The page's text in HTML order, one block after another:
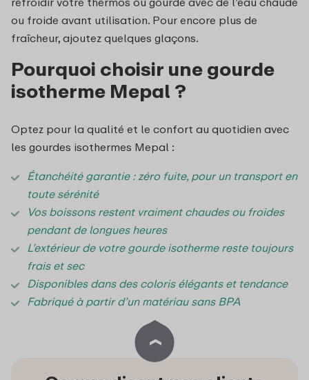
ou froide avant utilisation. Pour encore plus de
fraîcheur, ajoutez quelques glaçons.
Pourquoi choisir une gourde
isotherme Mepal ?
Optez pour la qualité et le confort au quotidien avec
les gourdes isothermes Mepal :
Étanchéité garantie : zéro fuite, pour un transport en
toute sérénité
Vos boissons restent vraiment chaudes ou froides
pendant de longues heures
L’extérieur de votre gourde isotherme reste toujours
frais et sec
Disponibles dans des coloris élégants et tendance
Fabriqué à partir d’un matériau sans BPA